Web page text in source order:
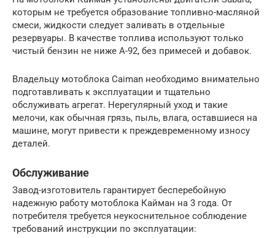
которым не требуется образование топливно-масляной
смеси, жидкости следует заливать в отдельные
резервуары. В качестве топлива используют только
чистый бензин не ниже А-92, без примесей и добавок.
Владельцу мотоблока Caiman необходимо внимательно
подготавливать к эксплуатации и тщательно
обслуживать агрегат. Нерегулярный уход и такие
мелочи, как обычная грязь, пыль, влага, оставшиеся на
машине, могут привести к преждевременному износу
деталей.
Обслуживание
Завод-изготовитель гарантирует бесперебойную
надежную работу мотоблока Кайман на 3 года. От
потребителя требуется неукоснительное соблюдение
требований инструкции по эксплуатации: